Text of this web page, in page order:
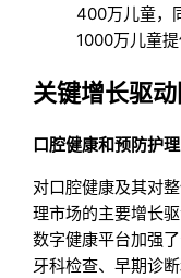
400万儿童，
1000万儿童提
关键增长驱
口腔健康和预防护
对口腔健康及其对
理市场的主要增长
数字健康平台加强
牙科检查、早期诊